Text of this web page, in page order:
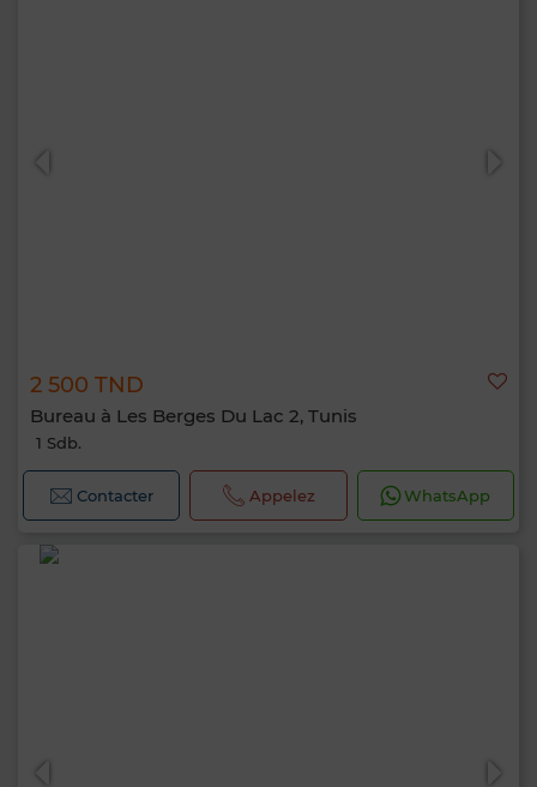
2 500 TND
Bureau à Les Berges Du Lac 2, Tunis
1 Sdb.
Contacter Appelez WhatsApp